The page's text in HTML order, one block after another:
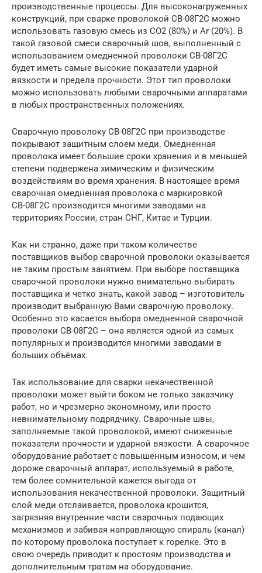
производственные процессы. Для высоконагруженных
конструкций, при сварке проволокой СВ-08Г2С можно
использовать газовую смесь из CO2 (80%) и Ar (20%). В
такой газовой смеси сварочный шов, выполненный с
использованием омедненной проволоки СВ-08Г2С
будет иметь самые высокие показатели ударной
вязкости и предела прочности. Этот тип проволоки
можно использовать любыми сварочными аппаратами
в любых пространственных положениях.
Сварочную проволоку СВ-08Г2С при производстве
покрывают защитным слоем меди. Омедненная
проволока имеет большие сроки хранения и в меньшей
степени подвержена химическим и физическим
воздействиям во время хранения. В настоящее время
сварочная омедненная проволока с маркировкой
СВ-08Г2С производится многими заводами на
территориях России, стран СНГ, Китае и Турции.
Как ни странно, даже при таком количестве
поставщиков выбор сварочной проволоки оказывается
не таким простым занятием. При выборе поставщика
сварочной проволоки нужно внимательно выбирать
поставщика и четко знать, какой завод – изготовитель
производит выбранную Вами сварочную проволоку.
Особенно это касается выбора омедненной сварочной
проволоки СВ-08Г2С – она является одной из самых
популярных и производится многими заводами в
больших объёмах.
Так использование для сварки некачественной
проволоки может выйти боком не только заказчику
работ, но и чрезмерно экономному, или просто
невнимательному подрядчику. Сварочные швы,
заполняемые такой проволокой, имеют сниженные
показатели прочности и ударной вязкости. А сварочное
оборудование работает с повышенным износом, и чем
дороже сварочный аппарат, используемый в работе,
тем более сомнительной кажется выгода от
использования некачественной проволоки. Защитный
слой меди отслаивается, проволока крошится,
загрязняя внутренние части сварочных подающих
механизмов и забивая направляющую спираль (канал)
по которому проволока поступает к горелке. Это в
свою очередь приводит к простоям производства и
дополнительным тратам на оборудование.